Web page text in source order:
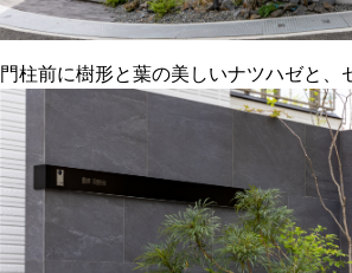
門柱前に樹形と葉の美しいナツハゼと、